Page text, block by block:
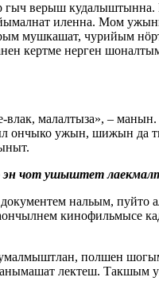
верыш кудалыштынна.
иленна. Мом
мушкашат, чурийым
кертме нерген
малалтыза», – манын.
ончыко ужын, шижын да
эн чот ушыштет
нальым,
кинофильмысе
полшен
лектеш. Такшым